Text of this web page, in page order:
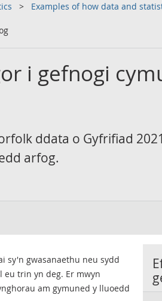
Examples of how data and
i gefnogi
ddata o Gyfrifiad
arfog.
sy'n gwasanaethu neu sydd
eu trin yn deg. Er mwyn
am gymuned y lluoedd